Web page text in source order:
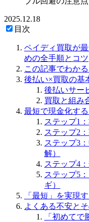
2025.12.18
目次
ペイディ買取が
めの全手順とコツ
この記事でわか
後払い×買取の基
後払いサー
買取と組み
最短で現金化す
ステップ1
ステップ2
ステップ3
解）
ステップ4
ステップ5
ギ）
「最短」を実現
よくある不安と
「初めて